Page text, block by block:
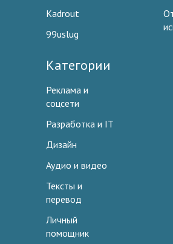
Kadrout
99uslug
Категории
Реклама и
соцсети
Разработка и IT
Дизайн
Аудио и видео
Тексты и
перевод
Личный
помощник